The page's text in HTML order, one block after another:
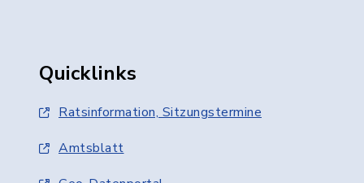
Quicklinks
Ratsinformation, Sitzungstermine
Amtsblatt